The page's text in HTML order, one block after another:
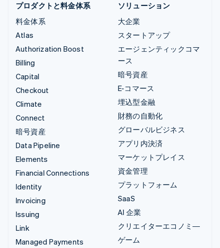
プロダクトと料金体系
料金体系
Atlas
Authorization Boost
Billing
Capital
Checkout
Climate
Connect
暗号資産
Data Pipeline
Elements
Financial Connections
Identity
Invoicing
Issuing
Link
Managed Payments
ソリューション
大企業
スタートアップ
エージェンティックコマ
ース
暗号資産
E-コマース
埋込型金融
財務の自動化
グローバルビジネス
アプリ内決済
マーケットプレイス
資金管理
プラットフォーム
SaaS
AI 企業
クリエイターエコノミ―
ゲーム